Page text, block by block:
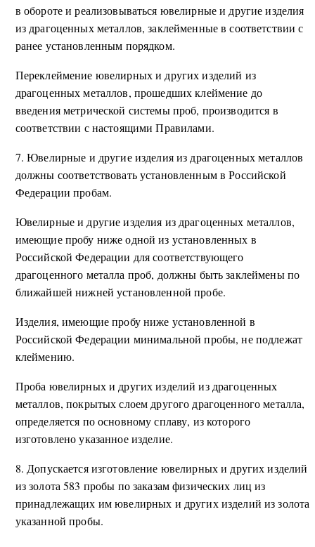
в обороте и реализовываться ювелирные и другие изделия
из драгоценных металлов, заклейменные в соответствии с
ранее установленным порядком.
Переклеймение ювелирных и других изделий из
драгоценных металлов, прошедших клеймение до
введения метрической системы проб, производится в
соответствии с настоящими Правилами.
7. Ювелирные и другие изделия из драгоценных металлов
должны соответствовать установленным в Российской
Федерации пробам.
Ювелирные и другие изделия из драгоценных металлов,
имеющие пробу ниже одной из установленных в
Российской Федерации для соответствующего
драгоценного металла проб, должны быть заклеймены по
ближайшей нижней установленной пробе.
Изделия, имеющие пробу ниже установленной в
Российской Федерации минимальной пробы, не подлежат
клеймению.
Проба ювелирных и других изделий из драгоценных
металлов, покрытых слоем другого драгоценного металла,
определяется по основному сплаву, из которого
изготовлено указанное изделие.
8. Допускается изготовление ювелирных и других изделий
из золота 583 пробы по заказам физических лиц из
принадлежащих им ювелирных и других изделий из золота
указанной пробы.